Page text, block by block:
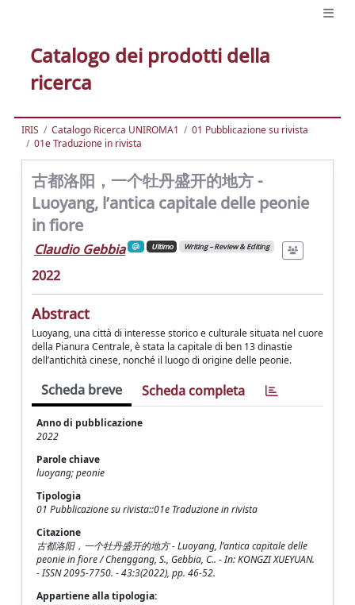
Catalogo dei prodotti della
ricerca
IRIS Catalogo Ricerca UNIROMA1
01 Pubblicazione su rivista
01e Traduzione in rivista
古都洛阳，一个牡丹盛开的地方 -
Luoyang, l’antica capitale delle peonie
in fiore
Claudio Gebbia Ultimo Writing – Review & Editing
2022
Abstract
Luoyang, una città di interesse storico e culturale situata nel cuore
della Pianura Centrale, è stata la capitale di ben 13 dinastie
dell’antichità cinese, nonché il luogo di origine delle peonie.
Scheda breve Scheda completa
Anno di pubblicazione
2022
Parole chiave
luoyang; peonie
Tipologia
01 Pubblicazione su rivista::01e Traduzione in rivista
Citazione
古都洛阳，一个牡丹盛开的地方 - Luoyang, l’antica capitale delle
peonie in fiore / Chenggang, S., Gebbia, C.. - In: KONGZI XUEYUAN.
- ISSN 2095-7750. - 43:3(2022), pp. 46-52.
Appartiene alla tipologia: